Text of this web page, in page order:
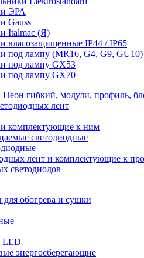
ЭРА
Gauss
Italmac (Я)
влагозащищенные IP44 / IP65
под лампу (MR16, G4, G9, GU10)
под лампу GX53
под лампу GX70
гибкий, модули, профиль,
лент
комплектующие к ним
светодиодные
лент и комплектующие к
светодиодов
обогрева и сушки
LED
энергосберегающие